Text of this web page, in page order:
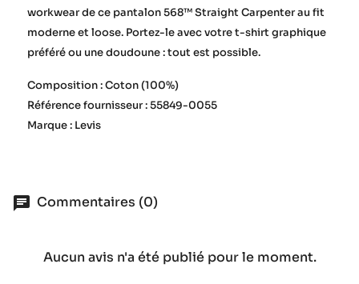
workwear de ce pantalon 568™ Straight Carpenter au fit
moderne et loose. Portez-le avec votre t-shirt graphique
préféré ou une doudoune : tout est possible.
Composition : Coton (100%)
Référence fournisseur : 55849-0055
Marque : Levis
Commentaires (0)
Aucun avis n'a été publié pour le moment.